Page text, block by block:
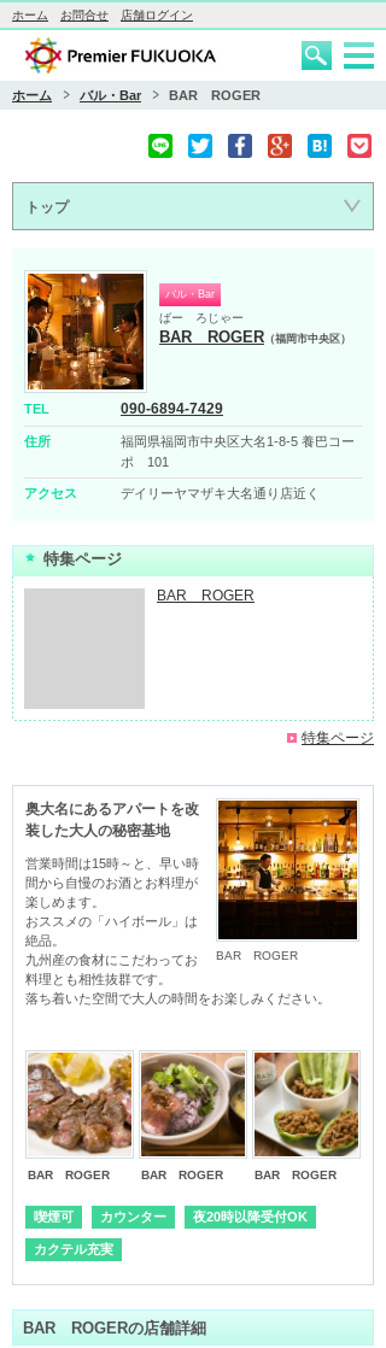
ホーム お問合せ 店舗ログイン
ホーム バル・Bar BAR ROGER
トップ
バル・Bar
ばー ろじゃー
BAR ROGER （福岡市中央区）
TEL 090-6894-7429
住所
福岡県福岡市中央区大名1-8-5 養巴コー
ポ 101
アクセス デイリーヤマザキ大名通り店近く
特集ページ
BAR ROGER
特集ページ
BAR ROGER
奥大名にあるアパートを改
装した大人の秘密基地
営業時間は15時～と、早い時
間から自慢のお酒とお料理が
楽しめます。
おススメの「ハイボール」は
絶品。
九州産の食材にこだわってお
料理とも相性抜群です。
落ち着いた空間で大人の時間をお楽しみください。
BAR ROGER BAR ROGER BAR ROGER
喫煙可 カウンター 夜20時以降受付OK
カクテル充実
BAR ROGERの店舗詳細